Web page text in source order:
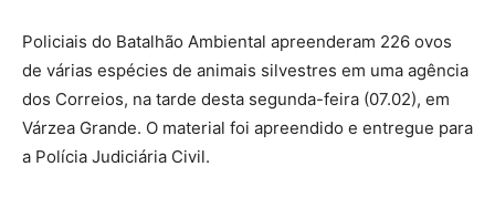
Policiais do Batalhão Ambiental apreenderam 226 ovos
de várias espécies de animais silvestres em uma agência
dos Correios, na tarde desta segunda-feira (07.02), em
Várzea Grande. O material foi apreendido e entregue para
a Polícia Judiciária Civil.